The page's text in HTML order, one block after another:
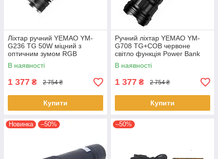
Ліхтар ручний YEMAO YM-
G236 TG 50W міцний з
оптичним зумом RGB
підсвічування Чорний
В наявності
1 377 ₴ 2 754 ₴
Купити
Ручний ліхтар YEMAO YM-
G708 TG+COB червоне
світло функція Power Bank
акумулятор 26650 Чорний
В наявності
1 377 ₴ 2 754 ₴
Купити
Новинка –50% –50%